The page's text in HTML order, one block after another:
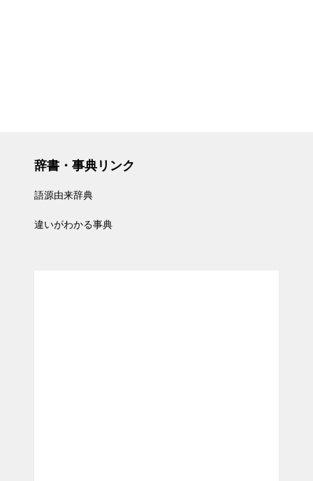
辞書・事典リンク
語源由来辞典
違いがわかる事典